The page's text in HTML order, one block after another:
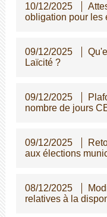
10/12/2025
obligation pour les
09/12/2025
Laïcité ?
09/12/2025
nombre de jours
09/12/2025
aux élections
08/12/2025
relatives à la